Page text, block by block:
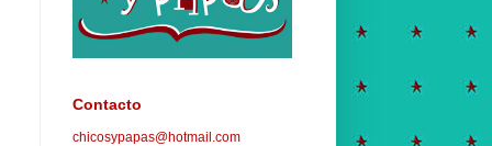
Contacto
chicosypapas@hotmail.com